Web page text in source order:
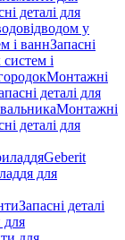
деталі для
у
і ваннЗапасні
і
Монтажні
деталі для
Монтажні
деталі для
Geberit
для
Запасні деталі
для